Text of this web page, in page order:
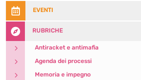
 EVENTI
 RUBRICHE
5 Antiracket e antimafia
5 Agenda dei processi
5 Memoria e impegno